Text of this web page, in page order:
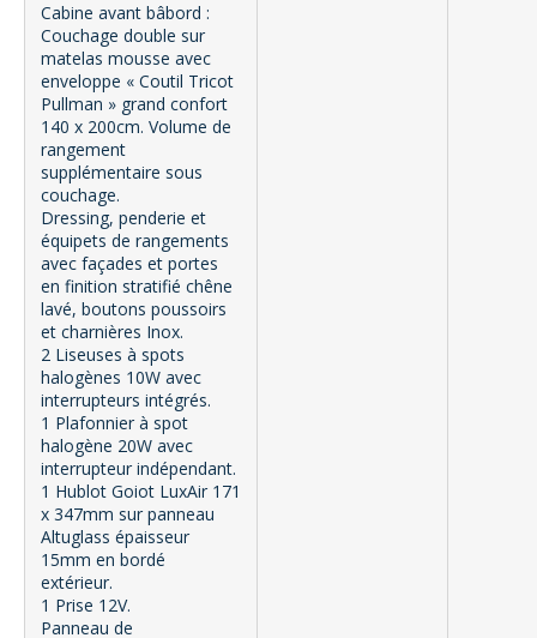
Cabine avant bâbord :
Couchage double sur
matelas mousse avec
enveloppe « Coutil Tricot
Pullman » grand confort
140 x 200cm. Volume de
rangement
supplémentaire sous
couchage.
Dressing, penderie et
équipets de rangements
avec façades et portes
en finition stratifié chêne
lavé, boutons poussoirs
et charnières Inox.
2 Liseuses à spots
halogènes 10W avec
interrupteurs intégrés.
1 Plafonnier à spot
halogène 20W avec
interrupteur indépendant.
1 Hublot Goiot LuxAir 171
x 347mm sur panneau
Altuglass épaisseur
15mm en bordé
extérieur.
1 Prise 12V.
Panneau de